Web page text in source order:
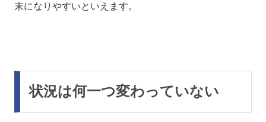
末になりやすいといえます。
状況は何一つ変わっていない